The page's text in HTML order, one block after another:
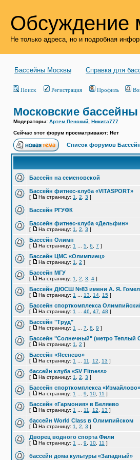
Обсуждение
Не только адреса, но и подробная
Бассейны Москвы Справка для
Поиск Регистрация Профиль
Московские бассейны
Модераторы: Артем Пенский Никита777
Сейчас этот форум просматривают: Нет
Список форумов
Бассейн на семеновской
Бассейн фитнес-клуба «VITASPORT»
[ На страницу: 1 2 3 ]
Бассейн РГУФК
Бассейн фитнес-клуба «Дельфин»
[ На страницу: 1 2 3 ]
Бассейн Олимп
[ На страницу: 1 5 6 7 ]
Бассейн ЦМС «Олимпиец»
[ На страницу: 1 2 ]
Бассейн МГУ
[ На страницу: 1 2 3 4 ]
Бассейн ДЮСШ №83 имени А. Я.
[ На страницу: 1 13 14 15 ]
Бассейн спорткомплекса
[ На страницу: 1 46 47 48 ]
Бассейн "Труд"
[ На страницу: 1 7 8 9 ]
Бассейн "Солнечный" (метро Теплый
[ На страницу: 1 2 ]
Бассейн «Ясенево»
[ На страницу: 1 11 12 13 ]
бассейн клуба «SV Fitness»
[ На страницу: 1 2 3 ]
Бассейн спорткомплекса
[ На страницу: 1 9 10 11 ]
Бассейн «Гармония» в Беляево
[ На страницу: 1 11 12 13 ]
бассейн World Class в Олимпийском
[ На страницу: 1 2 3 ]
Дворец водного спорта Фили
[ На страницу: 1 9 10 11 ]
бассейн дома культуры «Западный»